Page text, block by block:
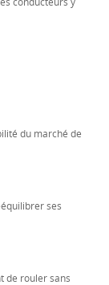
conducteurs y
du marché de
ses
de rouler sans